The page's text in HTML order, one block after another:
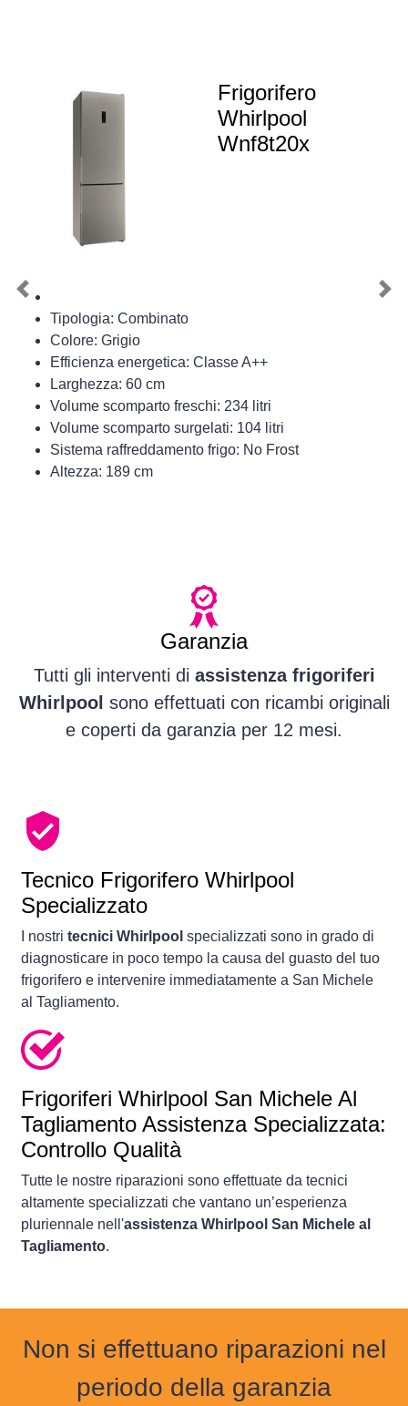
Frigorifero
Whirlpool
Wnf8t20x
Tipologia: Combinato
Colore: Grigio
Efficienza energetica: Classe A++
Larghezza: 60 cm
Volume scomparto freschi: 234 litri
Volume scomparto surgelati: 104 litri
Sistema raffreddamento frigo: No Frost
Altezza: 189 cm
Previous
Garanzia
Tutti gli interventi di assistenza frigoriferi
Whirlpool sono effettuati con ricambi originali
e coperti da garanzia per 12 mesi.
Tecnico Frigorifero Whirlpool
Specializzato
I nostri tecnici Whirlpool specializzati sono in grado di
diagnosticare in poco tempo la causa del guasto del tuo
frigorifero e intervenire immediatamente a San Michele
al Tagliamento.
Frigoriferi Whirlpool San Michele Al
Tagliamento Assistenza Specializzata:
Controllo Qualità
Tutte le nostre riparazioni sono effettuate da tecnici
altamente specializzati che vantano un’esperienza
pluriennale nell'assistenza Whirlpool San Michele al
Tagliamento.
Non si effettuano riparazioni nel
periodo della garanzia